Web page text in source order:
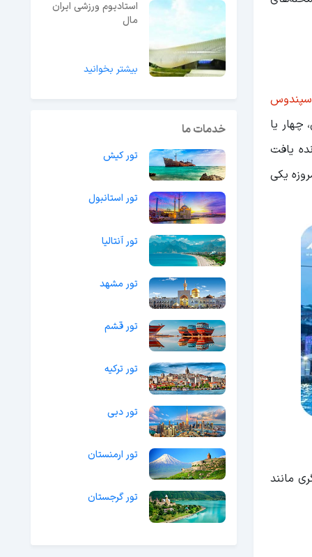
چهار یا
باید متقبل شوید. در طبیعت این منطقه بیش از ۱۰۰ نوع پرنده یافت
کرده و امروزه یکی
دیگری مانند
استادیوم ورزشی ایران
مال
بیشتر بخوانید
خدمات ما
تور کیش
تور استانبول
تور آنتالیا
تور مشهد
تور قشم
تور ترکیه
تور دبی
تور ارمنستان
تور گرجستان